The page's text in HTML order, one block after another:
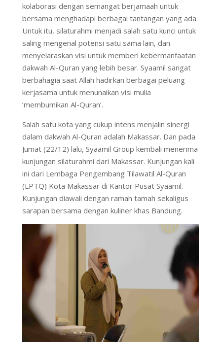
kolaborasi dengan semangat berjamaah untuk
bersama menghadapi berbagai tantangan yang ada.
Untuk itu, silaturahmi menjadi salah satu kunci untuk
saling mengenal potensi satu sama lain, dan
menyelaraskan visi untuk memberi kebermanfaatan
dakwah Al-Quran yang lebih besar. Syaamil sangat
berbahagia saat Allah hadirkan berbagai peluang
kerjasama untuk menunaikan visi mulia
‘membumikan Al-Quran’.
Salah satu kota yang cukup intens menjalin sinergi
dalam dakwah Al-Quran adalah Makassar. Dan pada
Jumat (22/12) lalu, Syaamil Group kembali menerima
kunjungan silaturahmi dari Makassar. Kunjungan kali
ini dari Lembaga Pengembang Tilawatil Al-Quran
(LPTQ) Kota Makassar di Kantor Pusat Syaamil.
Kunjungan diawali dengan ramah tamah sekaligus
sarapan bersama dengan kuliner khas Bandung.